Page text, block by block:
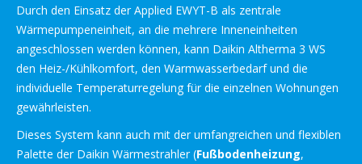
Durch den Einsatz der Applied EWYT-B als zentrale
Wärmepumpeneinheit, an die mehrere Inneneinheiten
angeschlossen werden können, kann Daikin Altherma 3 WS
den Heiz-/Kühlkomfort, den Warmwasserbedarf und die
individuelle Temperaturregelung für die einzelnen Wohnungen
gewährleisten.
Dieses System kann auch mit der umfangreichen und flexiblen
Palette der Daikin Wärmestrahler (Fußbodenheizung,